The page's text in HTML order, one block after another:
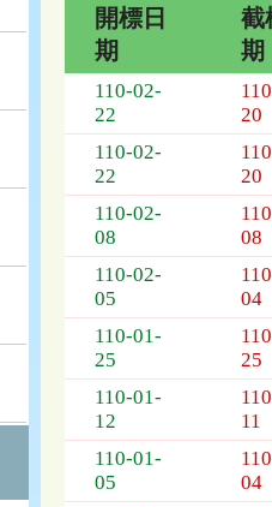
採
表，
位
為：
標
期、
開標日
期
截
期
110-02-
22
20
110-02-
22
20
110-02-
08
08
110-02-
05
04
110-01-
25
25
110-01-
12
11
110-01-
05
04